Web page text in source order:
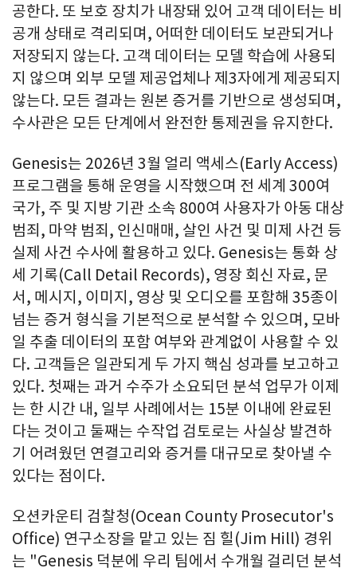
공한다. 또 보호 장치가 내장돼 있어 고객 데이터는 비
공개 상태로 격리되며, 어떠한 데이터도 보관되거나
저장되지 않는다. 고객 데이터는 모델 학습에 사용되
지 않으며 외부 모델 제공업체나 제3자에게 제공되지
않는다. 모든 결과는 원본 증거를 기반으로 생성되며,
수사관은 모든 단계에서 완전한 통제권을 유지한다.
Genesis는 2026년 3월 얼리 액세스(Early Access)
프로그램을 통해 운영을 시작했으며 전 세계 300여
국가, 주 및 지방 기관 소속 800여 사용자가 아동 대상
범죄, 마약 범죄, 인신매매, 살인 사건 및 미제 사건 등
실제 사건 수사에 활용하고 있다. Genesis는 통화 상
세 기록(Call Detail Records), 영장 회신 자료, 문
서, 메시지, 이미지, 영상 및 오디오를 포함해 35종이
넘는 증거 형식을 기본적으로 분석할 수 있으며, 모바
일 추출 데이터의 포함 여부와 관계없이 사용할 수 있
다. 고객들은 일관되게 두 가지 핵심 성과를 보고하고
있다. 첫째는 과거 수주가 소요되던 분석 업무가 이제
는 한 시간 내, 일부 사례에서는 15분 이내에 완료된
다는 것이고 둘째는 수작업 검토로는 사실상 발견하
기 어려웠던 연결고리와 증거를 대규모로 찾아낼 수
있다는 점이다.
오션카운티 검찰청(Ocean County Prosecutor's
Office) 연구소장을 맡고 있는 짐 힐(Jim Hill) 경위
는 "Genesis 덕분에 우리 팀에서 수개월 걸리던 분석